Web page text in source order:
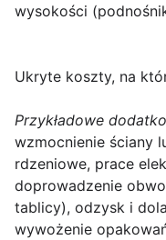
wysokości
Ukryte koszty, na
Przykładowe
wzmocnienie ściany
rdzeniowe, prace
doprowadzenie
tablicy), odzysk i
wywożenie